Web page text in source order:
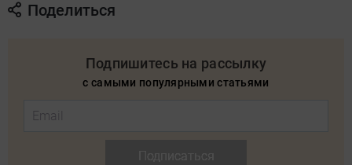
Поделиться
Подпишитесь на рассылку
с самыми популярными статьями